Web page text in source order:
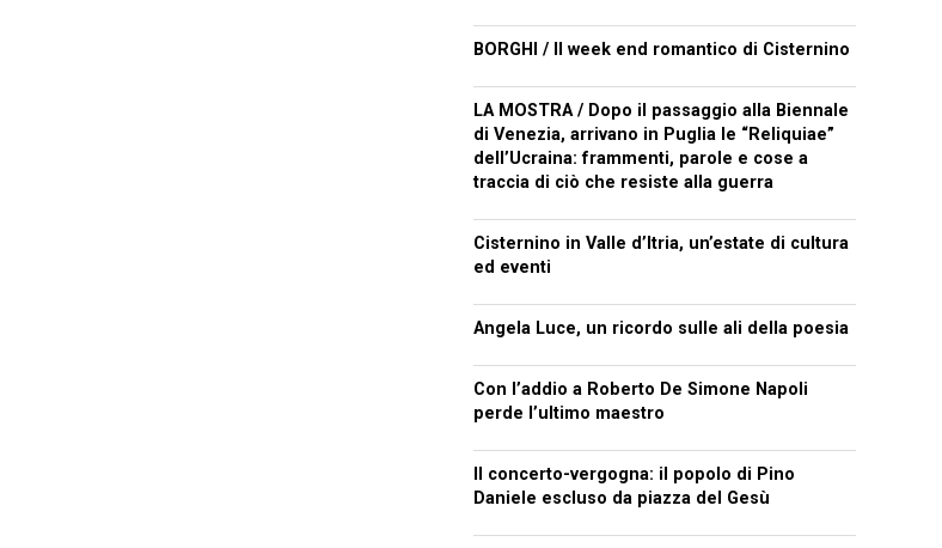
BORGHI / Il week end romantico di Cisternino
LA MOSTRA / Dopo il passaggio alla Biennale
di Venezia, arrivano in Puglia le “Reliquiae”
dell’Ucraina: frammenti, parole e cose a
traccia di ciò che resiste alla guerra
Cisternino in Valle d’Itria, un’estate di cultura
ed eventi
Angela Luce, un ricordo sulle ali della poesia
Con l’addio a Roberto De Simone Napoli
perde l’ultimo maestro
Il concerto-vergogna: il popolo di Pino
Daniele escluso da piazza del Gesù